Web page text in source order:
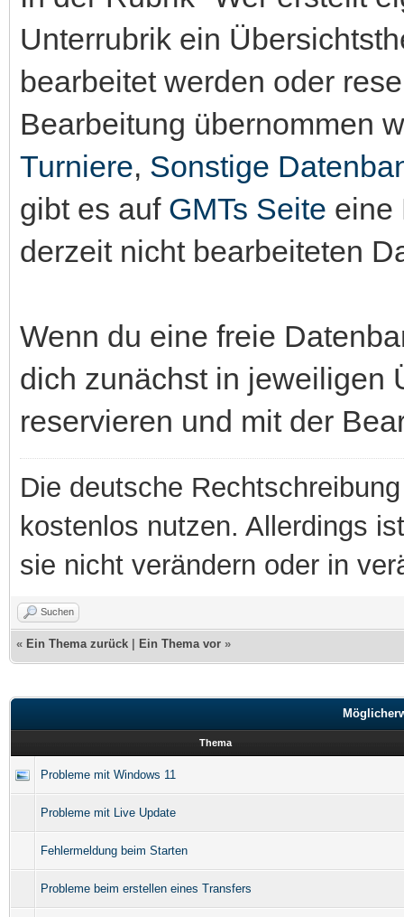
Unterrubrik ein
bearbeitet werden oder
Bearbeitung übernommen
Turniere, Sonstige
gibt es auf GMTs Seite eine
derzeit nicht bearbeiteten
Wenn du eine freie
dich zunächst in jeweiligen
reservieren und mit der
Die deutsche
kostenlos nutzen. Allerdings
sie nicht verändern oder in
Suchen
« Ein Thema zurück Ein Thema vor »
Thema
Probleme mit Windows 11
Probleme mit Live Update
Fehlermeldung beim Starten
Probleme beim erstellen eines Transfers